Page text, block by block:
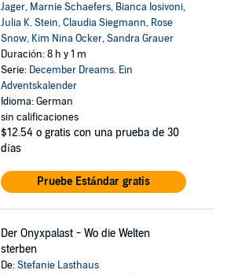
Jager, Marnie Schaefers, Bianca Iosivoni,
Julia K. Stein,Claudia Siegmann, Rose
Snow, Kim Nina Ocker,Sandra Grauer
Duración: 8 h y 1 m
Serie: December Dreams. Ein
Adventskalender
Idioma: German
sin calificaciones
$12.54 o gratis con una prueba de 30
días
Pruebe Estándar gratis
Der Onyxpalast - Wo die Welten
sterben
De:Stefanie Lasthaus